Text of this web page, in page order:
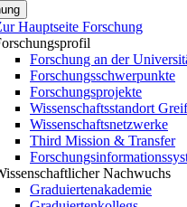
Hauptseite Forschung
Forschung an der
Forschungsschwerpunkte
Forschungsprojekte
Wissenschaftsstandort
Wissenschaftsnetzwerke
Third Mission & Transfer
Nachwuchs
Graduiertenakademie